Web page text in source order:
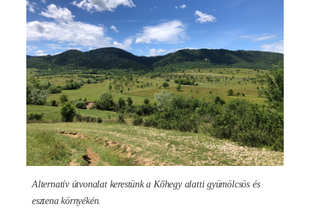
Alternatív útvonalat kerestünk a Kőhegy alatti gyümölcsös és
esztena környékén.